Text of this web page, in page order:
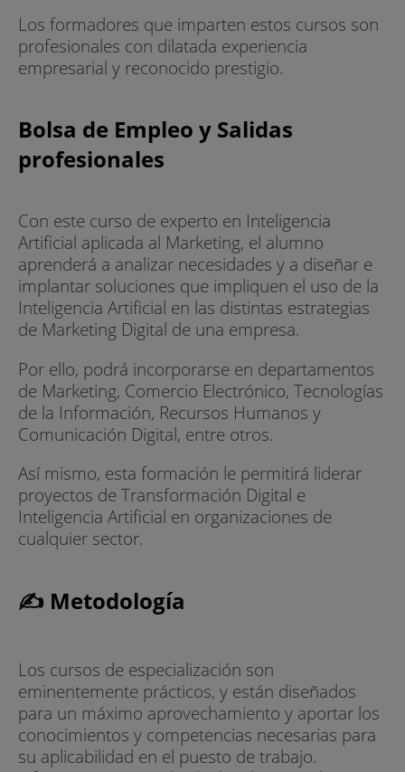
Los formadores que imparten estos cursos son
profesionales con dilatada experiencia
empresarial y reconocido prestigio.
Bolsa de Empleo y Salidas
profesionales
Con este curso de experto en Inteligencia
Artificial aplicada al Marketing, el alumno
aprenderá a analizar necesidades y a diseñar e
implantar soluciones que impliquen el uso de la
Inteligencia Artificial en las distintas estrategias
de Marketing Digital de una empresa.
Por ello, podrá incorporarse en departamentos
de Marketing, Comercio Electrónico, Tecnologías
de la Información, Recursos Humanos y
Comunicación Digital, entre otros.
Así mismo, esta formación le permitirá liderar
proyectos de Transformación Digital e
Inteligencia Artificial en organizaciones de
cualquier sector.
✍ Metodología
Los cursos de especialización son
eminentemente prácticos, y están diseñados
para un máximo aprovechamiento y aportar los
conocimientos y competencias necesarias para
su aplicabilidad en el puesto de trabajo.